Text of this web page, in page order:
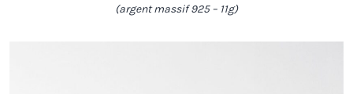
(argent massif 925 – 11g)